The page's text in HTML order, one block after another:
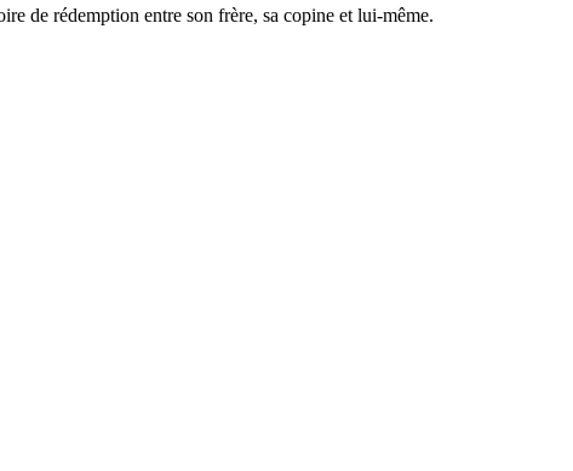
de rédemption entre son frère, sa copine et lui-même.